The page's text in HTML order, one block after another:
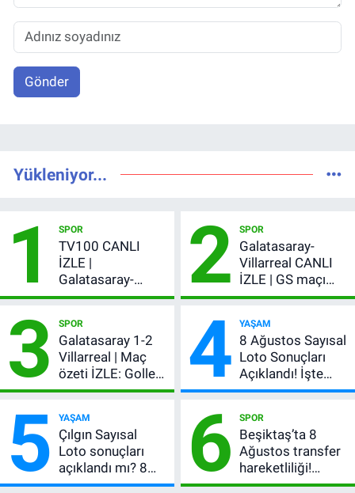
Gönder
Yükleniyor...
1 SPOR
TV100 CANLI
İZLE |
Galatasaray-
Villarreal maçı
şifresiz canlı yayın
2 SPOR
Galatasaray-
Villarreal CANLI
İZLE | GS maçı
hangi kanalda,
3 SPOR
Galatasaray 1-2
Villarreal | Maç
özeti İZLE: Goller
peş peşe geldi,
kırmızı kart gördü!
4 YAŞAM
8 Ağustos Sayısal
Loto Sonuçları
Açıklandı! İşte
Kazandıran 6
5 YAŞAM
Çılgın Sayısal
Loto sonuçları
açıklandı mı? 8
Ağustos 2026
6 SPOR
Beşiktaş’ta 8
Ağustos transfer
hareketliliği!
Yönetim 5 bölge